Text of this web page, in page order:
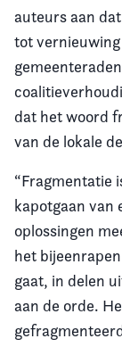
auteurs aan
tot
dat het woord
van de lokale
“Fragmentatie
kapotgaan van
oplossingen
het
gaat, in delen
aan de orde.